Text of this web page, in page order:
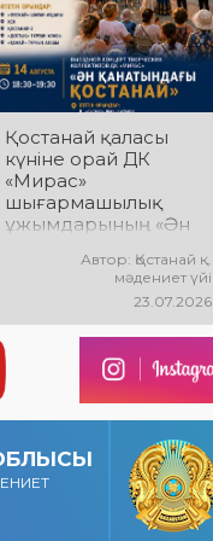
Қостанай қаласы
күніне орай ДК
«Мирас»
шығармашылық
ұжымдарының «Ән
Қостанай» көшпелі
концерті өтеді!
Баршаңызды
мерекелік
концертке
шақырамыз!
Автор: Қостанай қ.
мәдениет үйі
23.07.2026